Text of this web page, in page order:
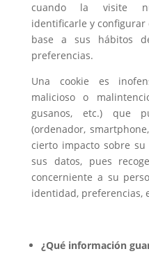
cuando la visite
identificarle y
base a sus hábitos
preferencias.
Una cookie es
malicioso o
gusanos, etc.) que
(ordenador,
cierto impacto sobre
sus datos, pues
concerniente a su
identidad, preferencias,
¿Qué información